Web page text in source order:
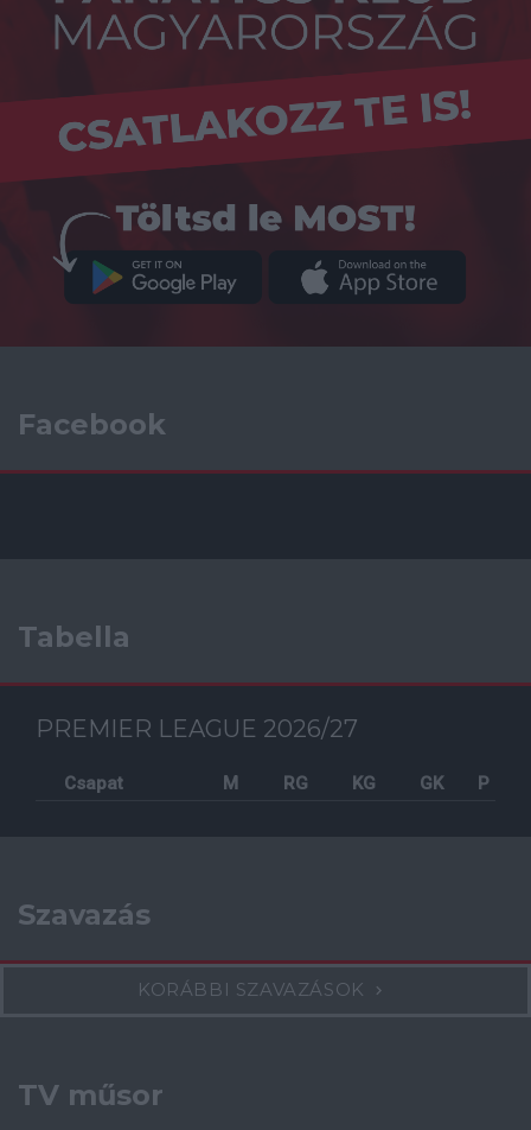
Facebook
Tabella
PREMIER LEAGUE 2026/27
Csapat M RG KG GK P
Szavazás
KORÁBBI SZAVAZÁSOK
TV műsor